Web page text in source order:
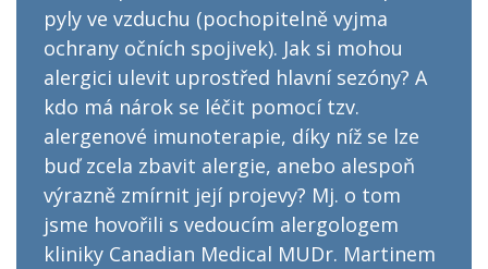
pyly ve vzduchu (pochopitelně vyjma
ochrany očních spojivek). Jak si mohou
alergici ulevit uprostřed hlavní sezóny? A
kdo má nárok se léčit pomocí tzv.
alergenové imunoterapie, díky níž se lze
buď zcela zbavit alergie, anebo alespoň
výrazně zmírnit její projevy? Mj. o tom
jsme hovořili s vedoucím alergologem
kliniky Canadian Medical MUDr. Martinem